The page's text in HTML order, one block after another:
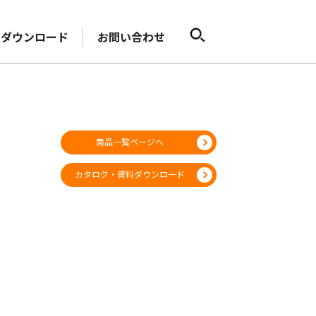
ダウンロード お問い合わせ
商品一覧ページへ
カタログ・資料ダウンロード